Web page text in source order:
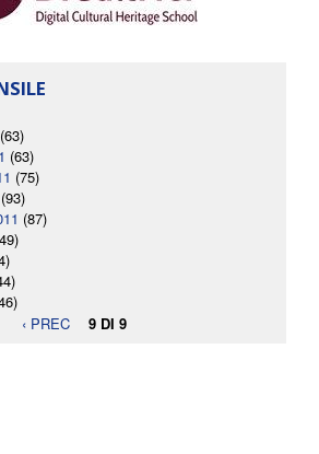
(63)
(63)
(75)
(93)
(87)
‹ PREC
9 DI 9